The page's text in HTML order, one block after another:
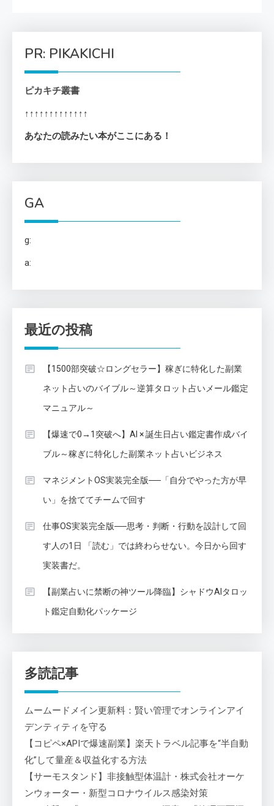
PR: PIKAKICHI
ピカキチ叢書
↑↑↑↑↑↑↑↑↑↑↑↑↑
あなたの読みたい本がここにある！
GA
g:
a:
最近の投稿
【1500部突破☆ロングセラー】稼ぎに特化した副業
ネット占いのバイブル～逆算タロット占いメール鑑定
マニュアル～
【爆速で0→1突破へ】AI × 誕生日占い鑑定書作成バイ
ブル～稼ぎに特化した副業ネット占いビジネス
マネジメントOS実装完全版──「自分でやった方が早
い」を捨ててチームで回す
仕事OS実装完全版──思考・判断・行動を設計して回
す人の1日 「読む」では終わらせない。今日から回す
実装書だ。
【副業占いに禁断の神ツール降臨】シャドウAIタロッ
ト鑑定自動化パッケージ
多読記事
ムームードメイン更新料：賢い管理でオンラインアイ
デンティティを守る
【コピペ×APIで爆速副業】楽天トラベル記事を“半自動
化”して量産＆収益化する方法
【サーモスタンド】非接触型体温計・株式会社オーケ
ンウォーター・新型コロナウイルス感染対策